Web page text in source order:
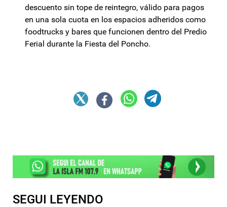
descuento sin tope de reintegro, válido para pagos
en una sola cuota en los espacios adheridos como
foodtrucks y bares que funcionen dentro del Predio
Ferial durante la Fiesta del Poncho.
SEGUI LEYENDO